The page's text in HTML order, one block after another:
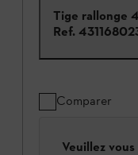
Tige rallonge
Ref.
Comparer
Veuillez